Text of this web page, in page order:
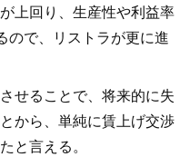
上回り、生産性や利益率
ので、リストラが更に進
せることで、将来的に失
から、単純に賃上げ交渉
と言える。